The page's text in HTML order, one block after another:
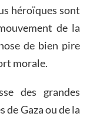
héroïques sont
de la
de bien pire
morale.
des grandes
de Gaza ou de la